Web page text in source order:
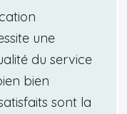
une
du service
bien
sont la